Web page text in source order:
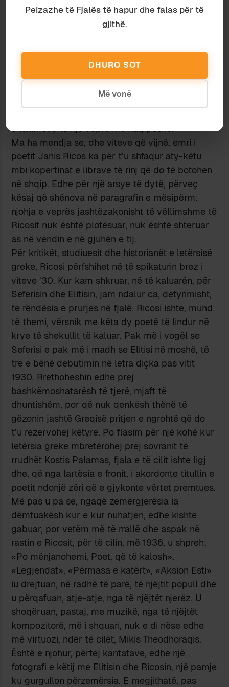
nga Ricosi, një vjershë, një cikël, një libër të tërë
apo më shumë. Nuk jam thelluar, por seç kam
një përshtypje se, nga gjithë poetët e huaj që
Ricosi mund të jetë edhe më i lexuari a më i
pëlqyeri. Dhe pa dyshim që, sidomos gjatë 30-
e leximeve të një vepre me kaq peshë.
Ma ha mendja se, dhe viteve që vijnë, emri i
poetit Janis Ricos ka për t’u shfaqur aty-këtu
mbi kopertinat e librave të rinj që do të botohen
në shqip. Edhe për një arsye të dytë, përveç
kësaj që shënova në paragrafin e mësipërm:
njohja e veprës jashtëzakonisht të vëllimshme të
Ricosit nuk është plotësuar, nuk është shteruar
as në vendin e në gjuhën e tij.
Për kritikët, studiuesit dhe historianët e letërsisë
greke, Ricosi përfshihet në të spikaturin brez i
viteve ’30. Kur kam shkruar, në të kaluarën, për
Seferisin dhe Elitisin, jam ndalur ca, detyrimisht,
te rëndësia e prurjes në fjalë. Ricosi ishte, mund
të themi, vërsnik me këta dy poetë të lindur në
krye të shekullit të kaluar. Pak më i vogël se
Seferisi e pak më i madh se Elitisi në moshë, të
tre e bënë debutimin në letra diçka pas vitit
1930. Rrethoheshin edhe prej
bashkëmoshatarësh të tjerë, mjaft të
dhuntishëm, por që nuk qenkësh thënë të
gëzonin jashtë Greqisë pritjen e ngrohtë që do
t’u rezervohej këtyre. Po flasim për një kohë kur
letërsia greke mbretërohej prej sovranit të
rrudhët Kostis Palamas, fjala e të cilit ishte ligj
dhe, që nga lartësia e fronit, i akordonte titullin e
poetit ndonjë zëri që e gjykonte vërtet premtues.
Më pas u pa se, ngaqë zemërgjerësia ia
dëmtuakësh kur e kur nuhatjen, edhe kishte
gabuar, por vetëm më të rrallë dhe aspak në
rastin e Ricosit, për të cilin, më 1936, u shpreh:
«Po mënjanohemi, Poet, që të kalosh».
«Legjendat», «Përmasa e katërt», «Aksion Esti»
iu drejtuan, në radhë të parë, të njëjtit popull dhe
u përqafuan, atje-atje, nga të njëjtët njerëz. U
shoqëruan, pastaj, me muzikë, nga të njëjtët
kompozitorë, më i shquari, nuk e di nëse edhe
më virtuozi, ndër të cilët, Mikis Theodhoraqis.
Është e njohur, përtej kantatave, edhe një
fotografi e këtij me Elitisin dhe Ricosin, një pamje
ku gurgullon përzemërsia. E megjithatë, pas
Peizazhe të Fjalës të hapur dhe falas për të
gjithë.
DHURO SOT
Më vonë